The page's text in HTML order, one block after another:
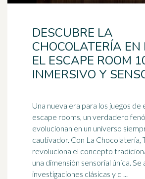
DESCUBRE LA
CHOCOLATERÍA EN
EL ESCAPE ROOM
INMERSIVO Y
Una nueva era para los juegos de
escape rooms, un verdadero
evolucionan en un universo
cautivador. Con La Chocolatería,
revoluciona el concepto
una dimensión sensorial única. Se
investigaciones clásicas y d ...